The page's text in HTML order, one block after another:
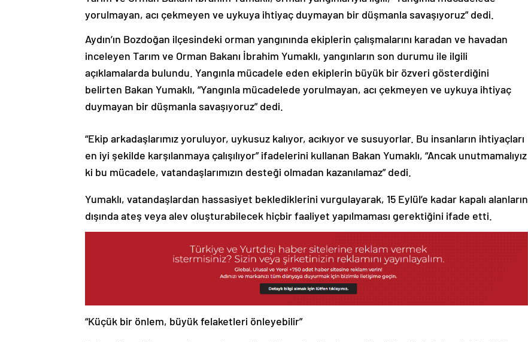
yorulmayan, acı çekmeyen ve uykuya ihtiyaç duymayan bir düşmanla savaşıyoruz” dedi.
Aydın’ın Bozdoğan ilçesindeki orman yangınında ekiplerin çalışmalarını karadan ve havadan
inceleyen Tarım ve Orman Bakanı İbrahim Yumaklı, yangınların son durumu ile ilgili
açıklamalarda bulundu. Yangınla mücadele eden ekiplerin büyük bir özveri gösterdiğini
belirten Bakan Yumaklı, “Yangınla mücadelede yorulmayan, acı çekmeyen ve uykuya ihtiyaç
duymayan bir düşmanla savaşıyoruz” dedi.
“Ekip arkadaşlarımız yoruluyor, uykusuz kalıyor, acıkıyor ve susuyorlar. Bu insanların ihtiyaçları
en iyi şekilde karşılanmaya çalışılıyor” ifadelerini kullanan Bakan Yumaklı, “Ancak unutmamalıyız
ki bu mücadele, vatandaşlarımızın desteği olmadan kazanılamaz” dedi.
Yumaklı, vatandaşlardan hassasiyet beklediklerini vurgulayarak, 15 Eylül’e kadar kapalı alanların
dışında ateş veya alev oluşturabilecek hiçbir faaliyet yapılmaması gerektiğini ifade etti.
“Küçük bir önlem, büyük felaketleri önleyebilir”